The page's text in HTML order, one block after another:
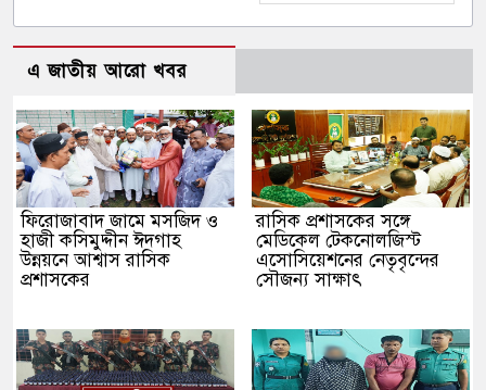
এ জাতীয় আরো খবর
ফিরোজাবাদ জামে মসজিদ ও
হাজী কসিমুদ্দীন ঈদগাহ
উন্নয়নে আশ্বাস রাসিক
প্রশাসকের
​রাসিক প্রশাসকের সঙ্গে
মেডিকেল টেকনোলজিস্ট
এসোসিয়েশনের নেতৃবৃন্দের
সৌজন্য সাক্ষাৎ